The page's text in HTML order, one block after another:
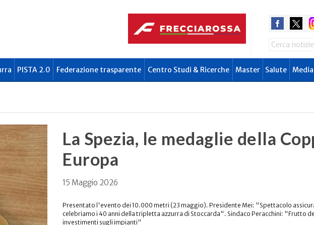
Search
PISTA 2.0 Federazione trasparente Centro Studi & Ricerche Master Salute Media
La Spezia, le medaglie della
Europa
15 Maggio 2026
Presentato l'evento dei 10.000 metri (23 maggio). Presidente Mei: "Spettacolo
celebriamo i 40 anni della tripletta azzurra di Stoccarda". Sindaco Peracchini: "Frutto
investimenti sugli impianti"